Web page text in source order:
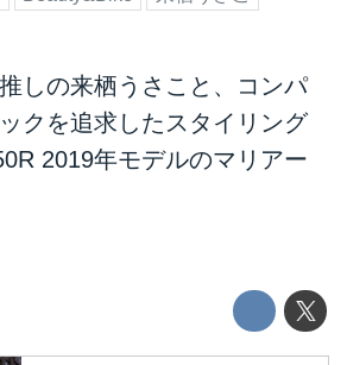
しの来栖うさこと、コンパ
クを追求したスタイリング
2019年モデルのマリアー